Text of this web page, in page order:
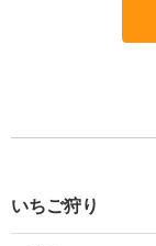
いちご狩り